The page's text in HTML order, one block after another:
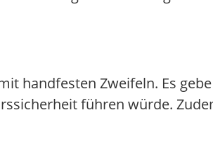
handfesten Zweifeln. Es gebe
führen würde.